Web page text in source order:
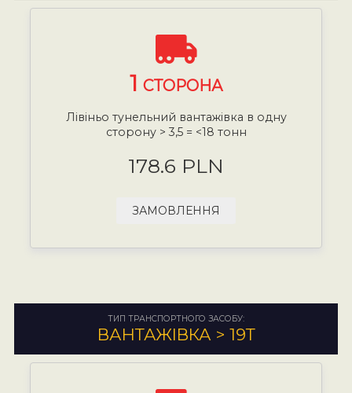
1 СТОРОНА
Лівіньо тунельний вантажівка в одну
сторону > 3,5 = <18 тонн
178.6 PLN
ЗАМОВЛЕННЯ
ТИП ТРАНСПОРТНОГО ЗАСОБУ:
ВАНТАЖІВКА > 19Т